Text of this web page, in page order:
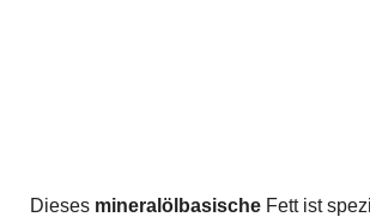
Dieses mineralölbasische Fett ist